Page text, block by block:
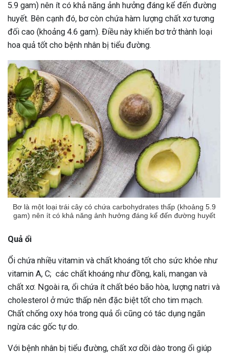
5.9 gam) nên ít có khả năng ảnh hưởng đáng kể đến đường
huyết. Bên cạnh đó, bơ còn chứa hàm lượng chất xơ tương
đối cao (khoảng 4.6 gam). Điều này khiến bơ trở thành loại
hoa quả tốt cho bệnh nhân bị tiểu đường.
Bơ là một loại trái cây có chứa carbohydrates thấp (khoảng 5.9
gam) nên ít có khả năng ảnh hưởng đáng kể đến đường huyết
Quả ổi
Ổi chứa nhiều vitamin và chất khoáng tốt cho sức khỏe như
vitamin A, C; các chất khoáng như đồng, kali, mangan và
chất xơ. Ngoài ra, ổi chứa ít chất béo bão hòa, lượng natri và
cholesterol ở mức thấp nên đặc biệt tốt cho tim mạch.
Chất chống oxy hóa trong quả ổi cũng có tác dụng ngăn
ngừa các gốc tự do.
Với bệnh nhân bị tiểu đường, chất xơ dồi dào trong ổi giúp